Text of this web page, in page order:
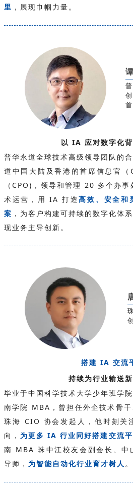
里 ，展现巾帼力量。
以 IA 应对数字化
普华永道全球技术高级领导团队的
道中国大陆及香港的首席信息官
（CPO)，领导和管理 20 多个办
术运营，用 IA 打造高效、安全和
案 ，为客户构建可持续的数字化体
现业务主导创新。
搭建 IA 交流
持续为行业输送
毕业于中国科学技术大学少年班学
南学院 MBA，曾担任外企技术骨
珠海 CIO 协会发起人，他时刻关
向， 为更多 IA 行业同好搭建交流平
南 MBA 珠中江校友会副会长、中
导师， 为智能自动化行业育才树人 。